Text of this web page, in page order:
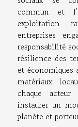
commun et
exploitation
entreprises
responsabilité
résilience des
et économiques
matériaux
chaque
instaurer un
planète et